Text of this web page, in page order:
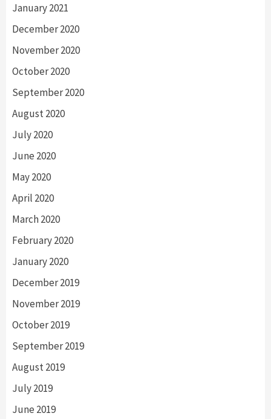
January 2021
December 2020
November 2020
October 2020
September 2020
August 2020
July 2020
June 2020
May 2020
April 2020
March 2020
February 2020
January 2020
December 2019
November 2019
October 2019
September 2019
August 2019
July 2019
June 2019